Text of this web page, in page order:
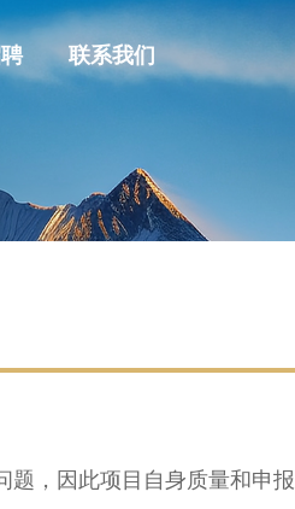
联系我们
题，因此项目自身质量和申报